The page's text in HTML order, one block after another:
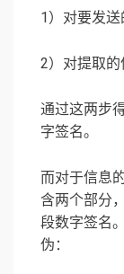
1）对要发送
2）对提取的
通过这两步
字签名。
而对于信息
含两个部分
段数字签名
伪：